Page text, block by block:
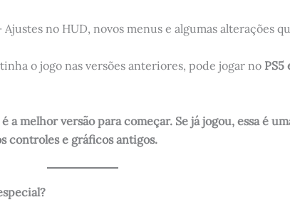
Ajustes no HUD, novos menus e algumas alterações
o jogo nas versões anteriores, pode jogar no PS5
a melhor versão para começar. Se já jogou, essa é
controles e gráficos antigos.